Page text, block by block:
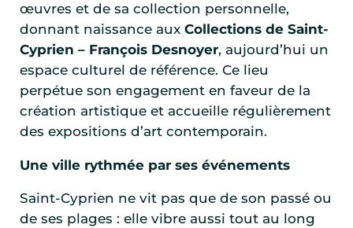
œuvres et de sa collection personnelle,
donnant naissance aux Collections de Saint-
Cyprien – François Desnoyer, aujourd’hui un
espace culturel de référence. Ce lieu
perpétue son engagement en faveur de la
création artistique et accueille régulièrement
des expositions d’art contemporain.
Une ville rythmée par ses événements
Saint-Cyprien ne vit pas que de son passé ou
de ses plages : elle vibre aussi tout au long